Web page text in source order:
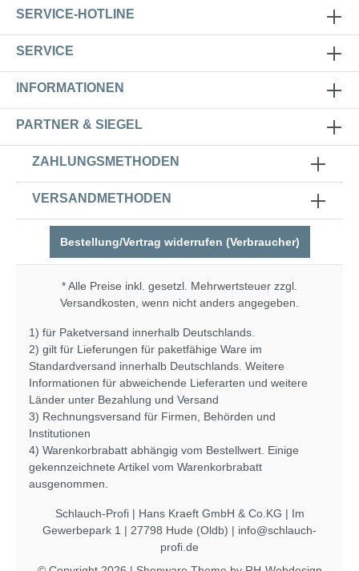
SERVICE-HOTLINE
SERVICE
INFORMATIONEN
PARTNER & SIEGEL
ZAHLUNGSMETHODEN
VERSANDMETHODEN
Bestellung/Vertrag widerrufen (Verbraucher)
* Alle Preise inkl. gesetzl. Mehrwertsteuer zzgl.
Versandkosten , wenn nicht anders angegeben.
1) für Paketversand innerhalb Deutschlands.
2) gilt für Lieferungen für paketfähige Ware im
Standardversand innerhalb Deutschlands. Weitere
Informationen für abweichende Lieferarten und weitere
Länder unter Bezahlung und Versand
3) Rechnungsversand für Firmen, Behörden und
Institutionen
4) Warenkorbrabatt abhängig vom Bestellwert. Einige
gekennzeichnete Artikel vom Warenkorbrabatt
ausgenommen.
Schlauch-Profi | Hans Kraeft GmbH & Co.KG | Im
Gewerbepark 1 | 27798 Hude (Oldb) | info@schlauch-
profi.de